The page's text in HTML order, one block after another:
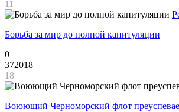
11
Борьба за мир до полной капитуляции
0
372018
18
Воюющий Черноморский флот